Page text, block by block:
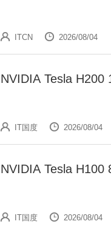
ITCN 2026/08/04
NVIDIA Tesla H200
IT国度 2026/08/04
NVIDIA Tesla H100
IT国度 2026/08/04